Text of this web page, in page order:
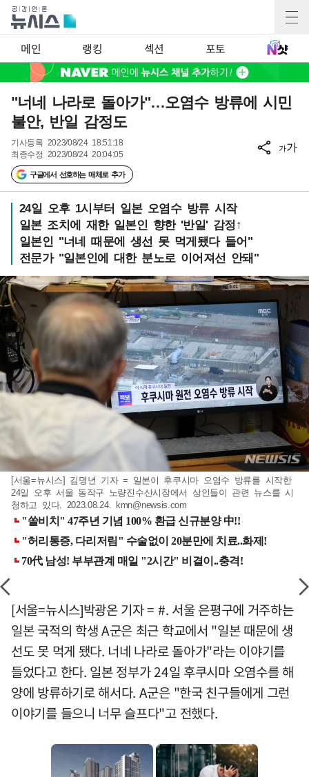
메인 랭킹 섹션 포토
"너네 나라로 돌아가"…오염수 방류에 시민
불안, 반일 감정도
기사등록 2023/08/24 18:51:18
최종수정 2023/08/24 20:04:05
구글에서 선호하는 매체로 추가
가가
24일 오후 1시부터 일본 오염수 방류 시작
일본 조치에 재한 일본인 향한 '반일' 감정↑
일본인 "너네 때문에 생선 못 먹게됐다 들어"
전문가 "일본인에 대한 분노로 이어져선 안돼"
[서울=뉴시스] 김명년 기자 = 일본이 후쿠시마 오염수 방류를 시작한
24일 오후 서울 동작구 노량진수산시장에서 상인들이 관련 뉴스를 시
청하고 있다. 2023.08.24. kmn@newsis.com
[서울=뉴시스]박광온 기자 = #. 서울 은평구에 거주하는
일본 국적의 학생 A군은 최근 학교에서 "일본 때문에 생
선도 못 먹게 됐다. 너네 나라로 돌아가"라는 이야기를
들었다고 한다. 일본 정부가 24일 후쿠시마 오염수를 해
양에 방류하기로 해서다. A군은 "한국 친구들에게 그런
이야기를 들으니 너무 슬프다"고 전했다.